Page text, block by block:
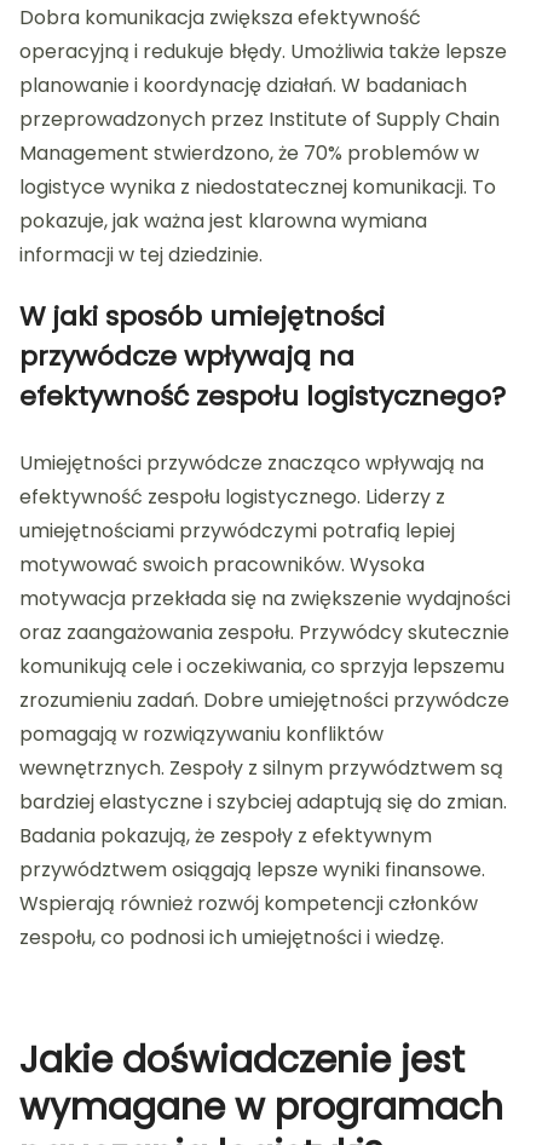
Dobra komunikacja zwiększa efektywność
operacyjną i redukuje błędy. Umożliwia także lepsze
planowanie i koordynację działań. W badaniach
przeprowadzonych przez Institute of Supply Chain
Management stwierdzono, że 70% problemów w
logistyce wynika z niedostatecznej komunikacji. To
pokazuje, jak ważna jest klarowna wymiana
informacji w tej dziedzinie.
W jaki sposób umiejętności
przywódcze wpływają na
efektywność zespołu logistycznego?
Umiejętności przywódcze znacząco wpływają na
efektywność zespołu logistycznego. Liderzy z
umiejętnościami przywódczymi potrafią lepiej
motywować swoich pracowników. Wysoka
motywacja przekłada się na zwiększenie wydajności
oraz zaangażowania zespołu. Przywódcy skutecznie
komunikują cele i oczekiwania, co sprzyja lepszemu
zrozumieniu zadań. Dobre umiejętności przywódcze
pomagają w rozwiązywaniu konfliktów
wewnętrznych. Zespoły z silnym przywództwem są
bardziej elastyczne i szybciej adaptują się do zmian.
Badania pokazują, że zespoły z efektywnym
przywództwem osiągają lepsze wyniki finansowe.
Wspierają również rozwój kompetencji członków
zespołu, co podnosi ich umiejętności i wiedzę.
Jakie doświadczenie jest
wymagane w programach